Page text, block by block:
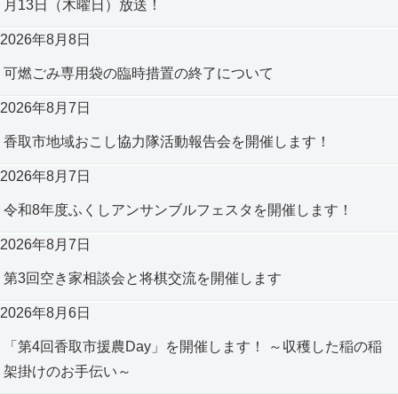
月13日（木曜日）放送！
2026年8月8日
可燃ごみ専用袋の臨時措置の終了について
2026年8月7日
香取市地域おこし協力隊活動報告会を開催します！
2026年8月7日
令和8年度ふくしアンサンブルフェスタを開催します！
2026年8月7日
第3回空き家相談会と将棋交流を開催します
2026年8月6日
「第4回香取市援農Day」を開催します！ ～収穫した稲の稲
架掛けのお手伝い～